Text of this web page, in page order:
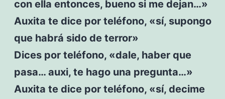
con ella entonces, bueno si me dejan…»
Auxita te dice por teléfono, «sí, supongo
que habrá sido de terror»
Dices por teléfono, «dale, haber que
pasa… auxi, te hago una pregunta…»
Auxita te dice por teléfono, «sí, decime